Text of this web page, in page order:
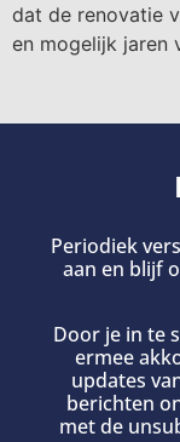
dat de renovatie
en mogelijk jaren
Periodiek
aan en blijf
Door je in te
ermee
updates
berichten
met de